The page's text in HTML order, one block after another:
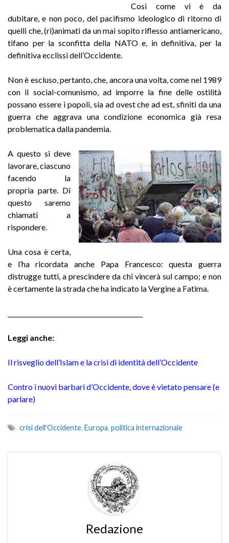
Così come vi è da
dubitare, e non poco, del pacifismo ideologico di ritorno di
quelli che, (ri)animati da un mai sopito riflesso antiamericano,
tifano per la sconfitta della NATO e, in definitiva, per la
definitiva ecclissi dell’Occidente.
Non è escluso, pertanto, che, ancora una volta, come nel 1989
con il social-comunismo, ad imporre la fine delle ostilità
possano essere i popoli, sia ad ovest che ad est, sfiniti da una
guerra che aggrava una condizione economica già resa
problematica dalla pandemia.
A questo si deve
lavorare, ciascuno
facendo la
propria parte. Di
questo saremo
chiamati a
rispondere.
Una cosa è certa,
e l’ha ricordata anche Papa Francesco: questa guerra
distrugge tutti, a prescindere da chi vincerà sul campo; e non
è certamente la strada che ha indicato la Vergine a Fatima.
Leggi anche:
Il risveglio dell’Islam e la crisi di identità dell’Occidente
Contro i nuovi barbari d’Occidente, dove è vietato pensare (e
parlare)
crisi dell'Occidente, Europa, politica internazionale
Redazione